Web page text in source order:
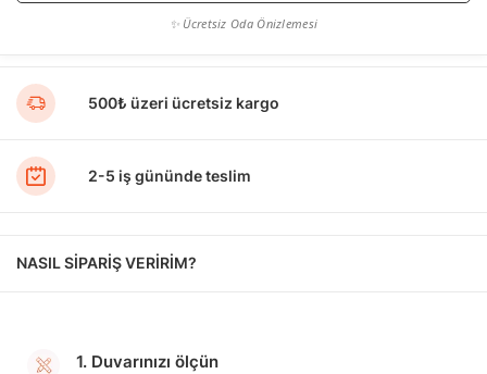
✨ Ücretsiz Oda Önizlemesi
500₺ üzeri ücretsiz kargo
2-5 iş gününde teslim
NASIL SİPARİŞ VERİRİM?
1. Duvarınızı ölçün